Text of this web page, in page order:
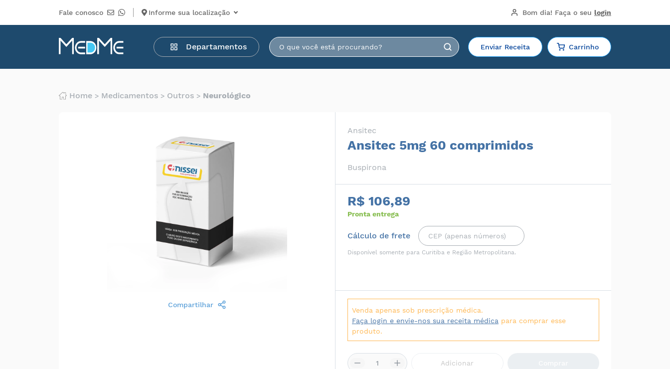
Fale conosco Informe sua localização Bom dia! Faça o seu login
Departamentos Enviar Receita Carrinho
Departamentos
Medicamentos
Higiene
Home Medicamentos Outros Neurológico
Compartilhar
Ansitec
Ansitec 5mg 60 comprimidos
Buspirona
R$ 106,89
Pronta entrega
Cálculo de frete
Disponível somente para Curitiba e Região Metropolitana.
Venda apenas sob prescrição médica.
Faça login e envie-nos sua receita médica para comprar esse
produto.
Adicionar